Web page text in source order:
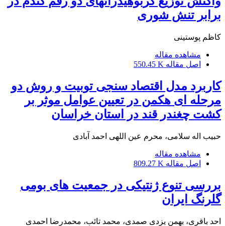
برابر تنش شوری
کاظم پوستینی
مشاهده مقاله
اصل مقاله 550.45 K
کاربرد مدل اقتصاد سنجی توبیت و روش دو
مرحله ای هکمن در تعیین عوامل موثر بر
کشت چغندر قند در استان خراسان
حبیب اله سلامی، محرم عین اللهی احمد آبادی
مشاهده مقاله
اصل مقاله 809.27 K
بررسی تنوع ژنتیکی در جمعیت های بومی
گلرنگ ایران
احد باقری، بهمن یزدی صمدی، محمد تائب، محمدرضا احمدی